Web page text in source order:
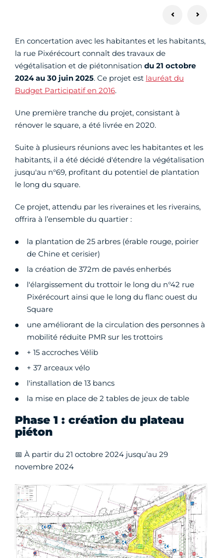
En concertation avec les habitantes et les habitants,
la rue Pixérécourt connaît des travaux de
végétalisation et de piétonnisation du 21 octobre
2024 au 30 juin 2025. Ce projet est lauréat du
Budget Participatif en 2016.
Une première tranche du projet, consistant à
rénover le square, a été livrée en 2020.
Suite à plusieurs réunions avec les habitantes et les
habitants, il a été décidé d'étendre la végétalisation
jusqu'au n°69, profitant du potentiel de plantation
le long du square.
Ce projet, attendu par les riveraines et les riverains,
offrira à l’ensemble du quartier :
la plantation de 25 arbres (érable rouge, poirier
de Chine et cerisier)
la création de 372m de pavés enherbés
l'élargissement du trottoir le long du n°42 rue
Pixérécourt ainsi que le long du flanc ouest du
Square
une améliorant de la circulation des personnes à
mobilité réduite PMR sur les trottoirs
+ 15 accroches Vélib
+ 37 arceaux vélo
l'installation de 13 bancs
la mise en place de 2 tables de jeux de table
Phase 1 : création du plateau
piéton
📅 À partir du 21 octobre 2024 jusqu’au 29
novembre 2024